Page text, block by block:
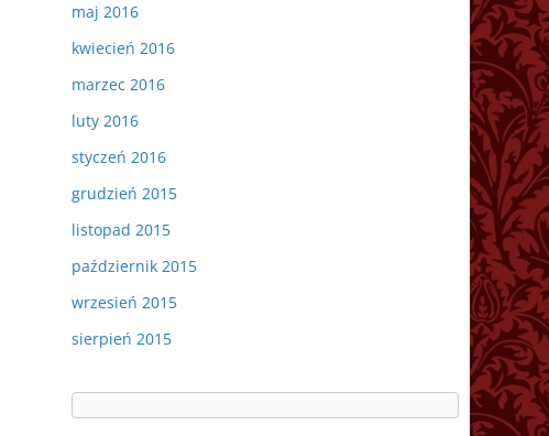
maj 2016
kwiecień 2016
marzec 2016
luty 2016
styczeń 2016
grudzień 2015
listopad 2015
październik 2015
wrzesień 2015
sierpień 2015